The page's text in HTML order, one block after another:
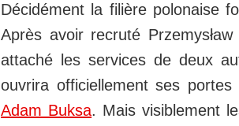
Décidément la filière polonaise
Après avoir recruté
attaché les services de deux
ouvrira officiellement ses
Adam Buksa. Mais visiblement